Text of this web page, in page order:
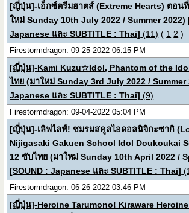
[ญี่ปุ่น]-เอ็กซ์ตรีมฮาตส์ (Extreme Hearts) ตอน
ใหม่ Sunday 10th July 2022 / Summer 2022)
Japanese และ SUBTITLE : Thai] (11) ( 1 2 )
Firestormdragon: 09-25-2022 06:15 PM
[ญี่ปุ่น]-Kami Kuzu☆Idol, Phantom of the
ไทย (มาใหม่ Sunday 3rd July 2022 / Summer
Japanese และ SUBTITLE : Thai] (9)
Firestormdragon: 09-04-2022 05:04 PM
[ญี่ปุ่น]-เลิฟไลฟ์! ชมรมสคูลไอดอลนิจิกะซากิ
Nijigasaki Gakuen School Idol Doukoukai
12 ซับไทย (มาใหม่ Sunday 10th April 2022 /
[SOUND : Japanese และ SUBTITLE : Thai]
Firestormdragon: 06-26-2022 03:46 PM
[ญี่ปุ่น]-Heroine Tarumono! Kiraware